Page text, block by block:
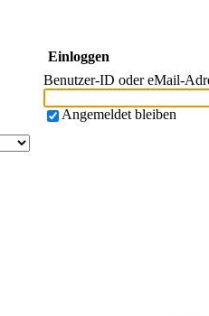
Einloggen
Benutzer-ID oder eMail-
Angemeldet bleiben